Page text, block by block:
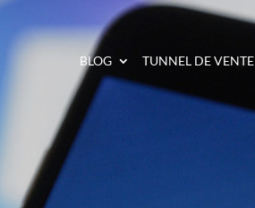
BLOG TUNNEL DE VENTE